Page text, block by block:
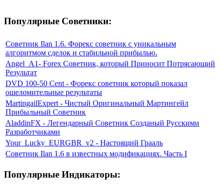
Популярные Советники:
Советник Ilan 1.6. Форекс советник с уникальным
алгоритмом сделок и стабильной прибылью.
Angel_A1- Forex Советник, который Приносит Потрясающий
Результат
DVD 100-50 Cent - Форекс советник который показал
ошеломительные результаты
MartingailExpert - Чистый Оригинальный Мартингейл
Прибыльный Советник
AladdinFX - Легендарный Советник Созданый Русскими
Разработчиками
Your_Lucky_EURGBR_v2 - Настоящий Грааль
Советник Ilan 1.6 в известных модификациях. Часть I
Популярные Индикаторы: